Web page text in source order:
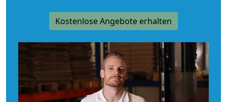
Kostenlose Angebote erhalten